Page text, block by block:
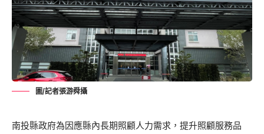
圖/記者張游舜攝
南投縣政府為因應縣內長期照顧人力需求，提升照顧服務品